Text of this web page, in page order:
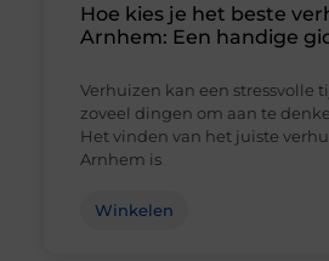
Hoe kies je het beste
Arnhem: Een handige
Verhuizen kan een stressvolle
zoveel dingen om aan te
Het vinden van het juiste
Arnhem is
Winkelen